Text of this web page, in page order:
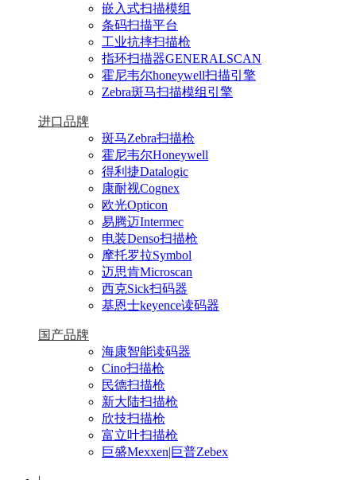
嵌入式扫描模组
条码扫描平台
工业抗摔扫描枪
指环扫描器GENERALSCAN
霍尼韦尔honeywell扫描引擎
Zebra斑马扫描模组引擎
进口品牌
斑马Zebra扫描枪
霍尼韦尔Honeywell
得利捷Datalogic
康耐视Cognex
欧光Opticon
易腾迈Intermec
电装Denso扫描枪
摩托罗拉Symbol
迈思肯Microscan
西克Sick扫码器
基恩士keyence读码器
国产品牌
海康智能读码器
Cino扫描枪
民德扫描枪
新大陆扫描枪
欣技扫描枪
富立叶扫描枪
巨盛Mexxen|巨普Zebex